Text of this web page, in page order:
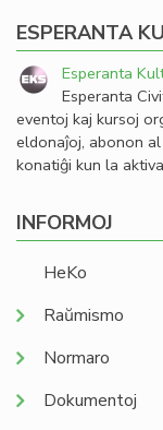
ESPERANTA
Esperanta
Esperanta
eventoj kaj kursoj
eldonaĵoj, abonon
konatiĝi kun la
INFORMOJ
HeKo
Raŭmismo
Normaro
Dokumentoj